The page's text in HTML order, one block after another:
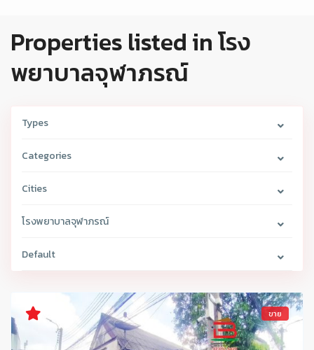
Properties listed in โรง
พยาบาลจุฬาภรณ์
Types
Categories
Cities
โรงพยาบาลจุฬาภรณ์
Default
ขาย